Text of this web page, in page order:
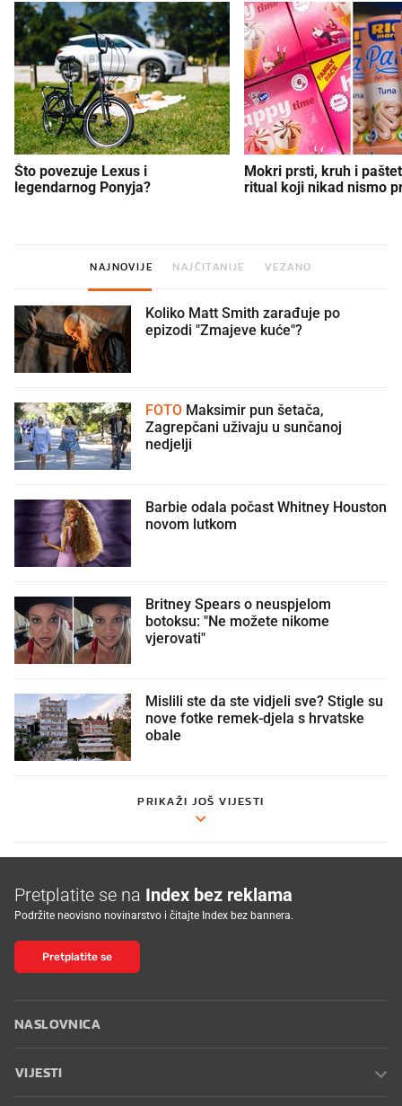
Što povezuje Lexus i
legendarnog Ponyja?
Mokri prsti, kruh i
ritual koji nikad nismo
NAJNOVIJE NAJČITANIJE VEZANO
Koliko Matt Smith zarađuje po
epizodi "Zmajeve kuće"?
FOTO
Zagrepčani uživaju u sunčanoj
nedjelji
Barbie odala počast Whitney Houston
novom lutkom
Britney Spears o neuspjelom
botoksu: "Ne možete nikome
vjerovati"
Mislili ste da ste vidjeli sve? Stigle su
nove fotke remek-djela s hrvatske
obale
PRIKAŽI JOŠ VIJESTI
Pretplatite se na Index bez reklama
Podržite neovisno novinarstvo i čitajte Index bez bannera.
Pretplatite se
NASLOVNICA
VIJESTI